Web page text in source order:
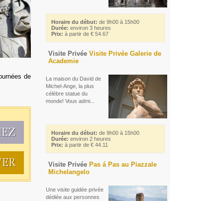
de
Horaire du début: de 9h00 à 15h00
Durée: environ 3 heures
Prix: à partir de € 54.67
Visite Privée Visite Privée Galerie de
Academie
La maison du David de
Michel-Ange, la plus
célèbre statue du
monde! Vous admi...
Horaire du début: de 9h00 à 15h00
Durée: environ 2 heures
Prix: à partir de € 44.11
Visite Privée Pas á Pas au Piazzale
Michelangelo
Une visite guidée privée
dédiée aux personnes